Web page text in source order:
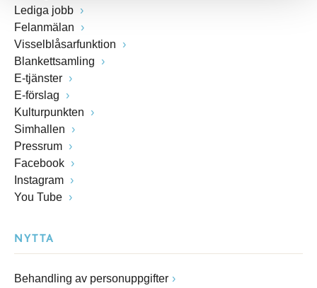
Lediga jobb
Felanmälan
Visselblåsarfunktion
Blankettsamling
E-tjänster
E-förslag
Kulturpunkten
Simhallen
Pressrum
Facebook
Instagram
You Tube
NYTTA
Behandling av personuppgifter